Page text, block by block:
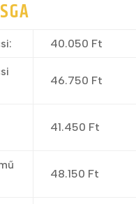
40.050 Ft
46.750 Ft
41.450 Ft
48.150 Ft